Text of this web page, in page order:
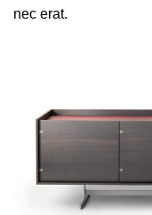
nec erat.